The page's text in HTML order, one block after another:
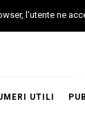
UTILI
l'utente ne